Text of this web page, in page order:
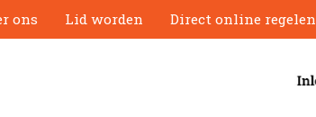
ons Lid worden Direct online regelen